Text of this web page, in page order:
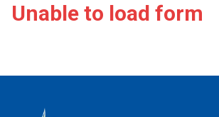
Unable to load form